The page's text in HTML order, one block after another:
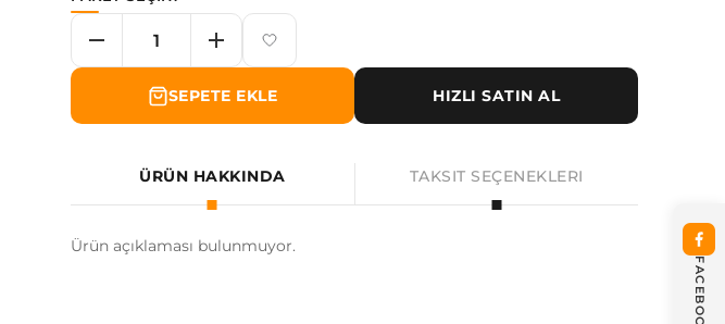
SEPETE EKLE HIZLI SATIN AL
ÜRÜN HAKKINDA TAKSIT SEÇENEKLERI
Ürün açıklaması bulunmuyor.
FACEBOOK